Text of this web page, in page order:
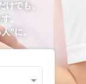
でも、
。
”に​。